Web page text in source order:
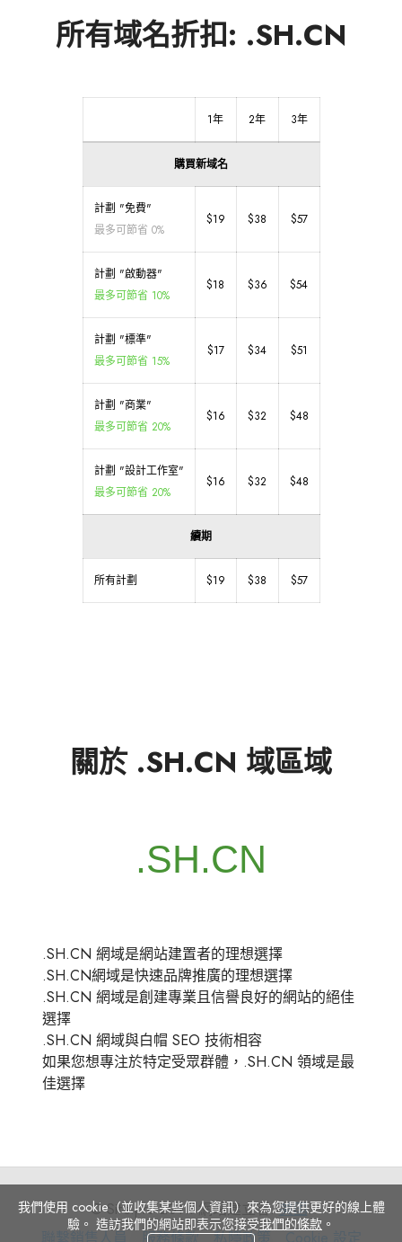
所有域名折扣: .SH.CN
1年 2年 3年
購買新域名
計劃 "免費"
最多可節省 0%
$19 $38 $57
計劃 "啟動器"
最多可節省 10%
$18 $36 $54
計劃 "標準"
最多可節省 15%
$17 $34 $51
計劃 "商業"
最多可節省 20%
$16 $32 $48
計劃 "設計工作室"
最多可節省 20%
$16 $32 $48
續期
所有計劃 $19 $38 $57
關於 .SH.CN 域區域
.SH.CN 網域是網站建置者的理想選擇
.SH.CN網域是快速品牌推廣的理想選擇
.SH.CN 網域是創建專業且信譽良好的網站的絕佳
選擇
.SH.CN 網域與白帽 SEO 技術相容
如果您想專注於特定受眾群體，.SH.CN 領域是最
佳選擇
© Site.pro 2011. 網站建立者.美国.
聯繫銷售人員 服
服務條款 私
私隱政策 Cookie
Cookie 設定
我們使用 cookie（並收集某些個人資訊）來為您提供更好的線上體
驗。 造訪我們的網站即表示您接受我們的條款 。